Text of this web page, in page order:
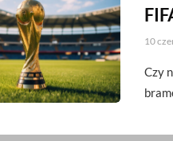
10
Czy